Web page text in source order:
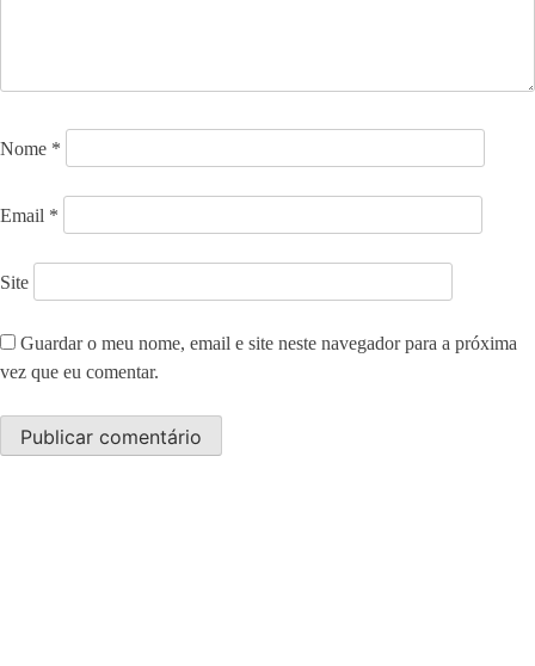
Nome *
Email *
Site
Guardar o meu nome, email e site neste navegador para a próxima
vez que eu comentar.